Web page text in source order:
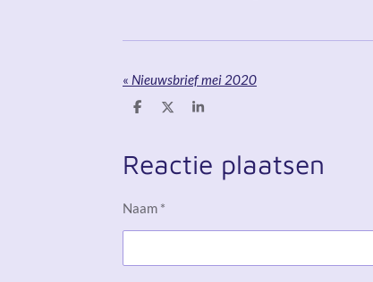
« Nieuwsbrief mei 2020
D
n
D
S
e
Reactie plaatsen
Naam *